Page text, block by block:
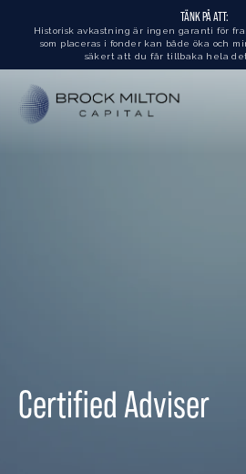
TÄNK PÅ ATT:
Historisk avkastning är ingen garanti för
som placeras i fonder kan både öka och
säkert att du får tillbaka hela
Certified Adviser